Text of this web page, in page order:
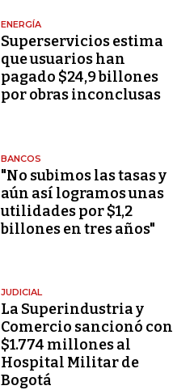
ENERGÍA
Superservicios estima
que usuarios han
pagado $24,9 billones
por obras inconclusas
BANCOS
"No subimos las tasas y
aún así logramos unas
utilidades por $1,2
billones en tres años"
JUDICIAL
La Superindustria y
Comercio sancionó con
$1.774 millones al
Hospital Militar de
Bogotá